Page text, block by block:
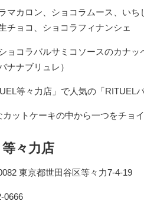
マカロン、ショコラムース、い
チョコ、ショコラフィナンシェ
ョコラバルサミコソースのカナ
ナナブリュレ）
等々力店」で人気の「RITUEL
カットケーキの中から一つをチョ
々力店
東京都世田谷区等々力7-4-19
0666